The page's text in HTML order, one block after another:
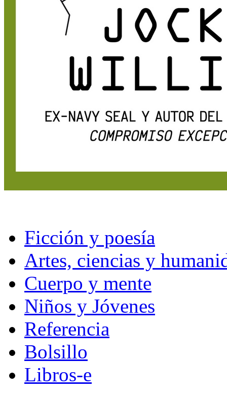
Ficción y poesía
Artes, ciencias y
Cuerpo y mente
Niños y Jóvenes
Referencia
Bolsillo
Libros-e